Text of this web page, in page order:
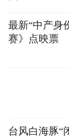
布，本平台仅
Notice: The
pictures and
by the user
platform
最新“中产身
赛》点映票
台风白海豚“